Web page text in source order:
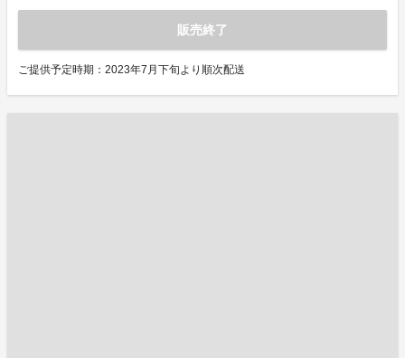
販売終了
ご提供予定時期：2023年7月下旬より順次配送